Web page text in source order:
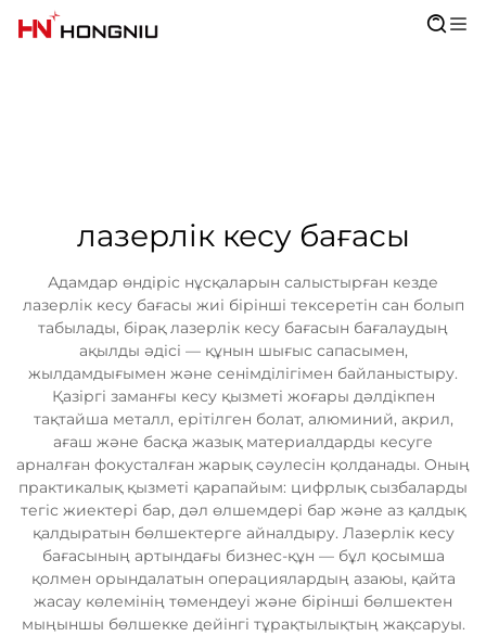
лазерлік кесу бағасы
Адамдар өндіріс нұсқаларын салыстырған кезде
лазерлік кесу бағасы жиі бірінші тексеретін сан болып
табылады, бірақ лазерлік кесу бағасын бағалаудың
ақылды әдісі — құнын шығыс сапасымен,
жылдамдығымен және сенімділігімен байланыстыру.
Қазіргі заманғы кесу қызметі жоғары дәлдікпен
тақтайша металл, ерітілген болат, алюминий, акрил,
ағаш және басқа жазық материалдарды кесуге
арналған фокусталған жарық сәулесін қолданады. Оның
практикалық қызметі қарапайым: цифрлық сызбаларды
тегіс жиектері бар, дәл өлшемдері бар және аз қалдық
қалдыратын бөлшектерге айналдыру. Лазерлік кесу
бағасының артындағы бизнес-құн — бұл қосымша
қолмен орындалатын операциялардың азаюы, қайта
жасау көлемінің төмендеуі және бірінші бөлшектен
мыңыншы бөлшекке дейінгі тұрақтылықтың жақсаруы.